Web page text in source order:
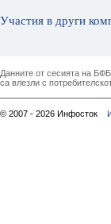
Участия в други
Данните от сесията на
са влезли с
© 2007 - 2026 Инфосток